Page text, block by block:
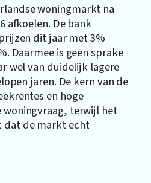
woningmarkt na
afkoelen. De bank
dit jaar met 3%
Daarmee is geen sprake
wel van duidelijk lagere
jaren. De kern van de
en hoge
woningvraag, terwijl het
de markt echt